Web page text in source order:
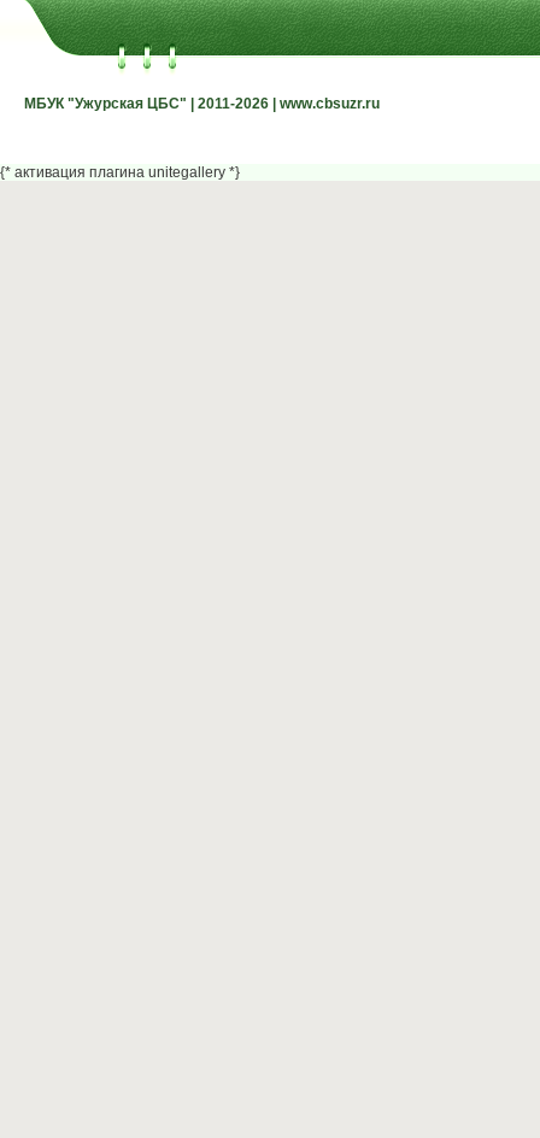
МБУК "Ужурская ЦБС" | 2011-2026 | www.cbsuzr.ru
МБУК "Ужурская ЦБС" | 2011-2026 | www.cbsuzr.ru
{* активация плагина unitegallery *}